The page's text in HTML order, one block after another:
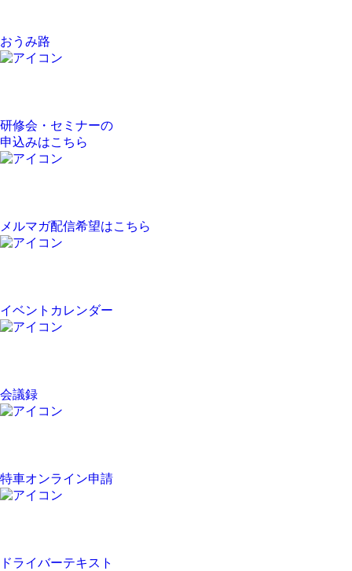
おうみ路
研修会・セミナーの
申込みはこちら
メルマガ配信希望はこちら
イベントカレンダー
会議録
特車オンライン申請
ドライバーテキスト